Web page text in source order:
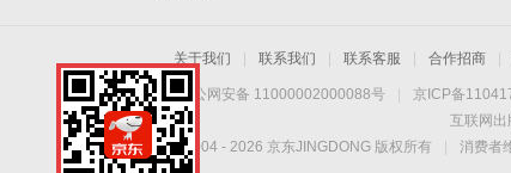
关于我们 联系我们 联系客服 合作招商
京公网安备 11000002000088号 京ICP备
互联网
Copyright © 2004 - 2026 京东JINGDONG 版权所有 消费者